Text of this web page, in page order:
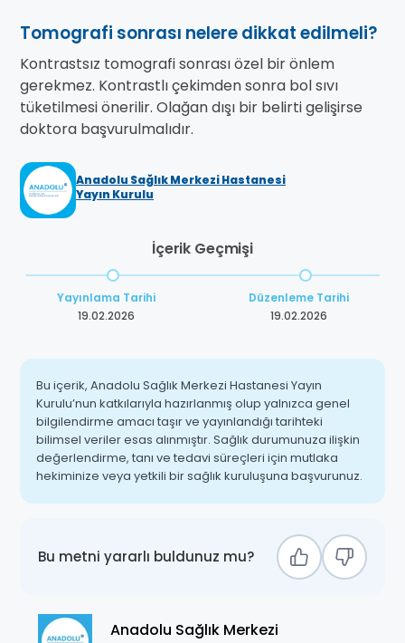
Tomografi sonrası nelere dikkat edilmeli?
Kontrastsız tomografi sonrası özel bir önlem
gerekmez. Kontrastlı çekimden sonra bol sıvı
tüketilmesi önerilir. Olağan dışı bir belirti gelişirse
doktora başvurulmalıdır.
Anadolu Sağlık Merkezi Hastanesi
Yayın Kurulu
İçerik Geçmişi
Yayınlama Tarihi
19.02.2026
Düzenleme Tarihi
19.02.2026
Bu içerik, Anadolu Sağlık Merkezi Hastanesi Yayın
Kurulu’nun katkılarıyla hazırlanmış olup yalnızca genel
bilgilendirme amacı taşır ve yayınlandığı tarihteki
bilimsel veriler esas alınmıştır. Sağlık durumunuza ilişkin
değerlendirme, tanı ve tedavi süreçleri için mutlaka
hekiminize veya yetkili bir sağlık kuruluşuna başvurunuz.
Bu metni yararlı buldunuz mu?
Anadolu Sağlık Merkezi